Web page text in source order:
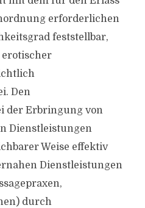
erforderlichen
feststellbar,
erotischer
Den
der Erbringung von
Dienstleistungen
Weise effektiv
Dienstleistungen
durch